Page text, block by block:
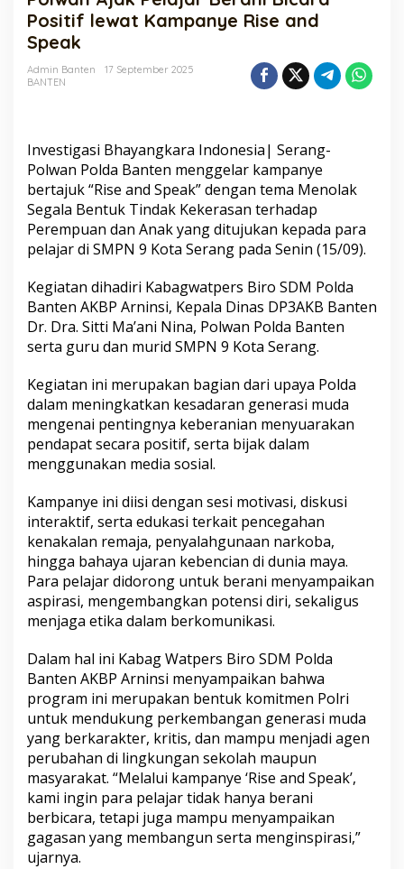
Berani
Bicara
lewat
Positif lewat Kampanye Rise and
Speak
Admin Banten
17 September 2025
BANTEN
Investigasi Bhayangkara Indonesia| Serang-
Polwan Polda Banten menggelar kampanye
bertajuk “Rise and Speak” dengan tema Menolak
Segala Bentuk Tindak Kekerasan terhadap
Perempuan dan Anak yang ditujukan kepada para
pelajar di SMPN 9 Kota Serang pada Senin (15/09).
Kegiatan dihadiri Kabagwatpers Biro SDM Polda
Banten AKBP Arninsi, Kepala Dinas DP3AKB Banten
Dr. Dra. Sitti Ma’ani Nina, Polwan Polda Banten
serta guru dan murid SMPN 9 Kota Serang.
Kegiatan ini merupakan bagian dari upaya Polda
dalam meningkatkan kesadaran generasi muda
mengenai pentingnya keberanian menyuarakan
pendapat secara positif, serta bijak dalam
menggunakan media sosial.
Kampanye ini diisi dengan sesi motivasi, diskusi
interaktif, serta edukasi terkait pencegahan
kenakalan remaja, penyalahgunaan narkoba,
hingga bahaya ujaran kebencian di dunia maya.
Para pelajar didorong untuk berani menyampaikan
aspirasi, mengembangkan potensi diri, sekaligus
menjaga etika dalam berkomunikasi.
Dalam hal ini Kabag Watpers Biro SDM Polda
Banten AKBP Arninsi menyampaikan bahwa
program ini merupakan bentuk komitmen Polri
untuk mendukung perkembangan generasi muda
yang berkarakter, kritis, dan mampu menjadi agen
perubahan di lingkungan sekolah maupun
masyarakat. “Melalui kampanye ‘Rise and Speak’,
kami ingin para pelajar tidak hanya berani
berbicara, tetapi juga mampu menyampaikan
gagasan yang membangun serta menginspirasi,”
ujarnya.